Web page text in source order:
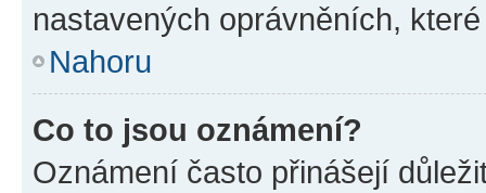
nastavených oprávněních,
Nahoru
Co to jsou oznámení?
Oznámení často přinášejí